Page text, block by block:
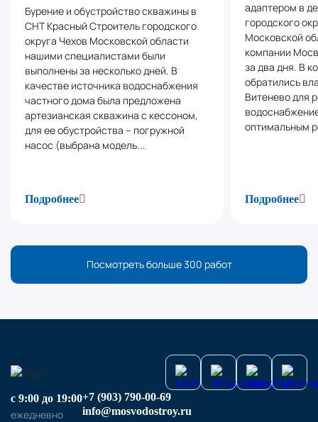
Бурение и обустройство скважины в
СНТ Красный Строитель городского
округа Чехов Московской области
нашими специалистами были
выполнены за несколько дней. В
качестве источника водоснабжения
частного дома была предложена
артезианская скважина с кессоном,
для ее обустройства – погружной
насос (выбрана модель...
Подробнее
адаптером в
городского
Московской
компании
за два дня. В
обратились
Витенево для
оптимальным
Подробнее
Посмотреть больше 300 работ
с 9:00 до 19:00
ежедневно
+7 (903) 790-00-69
info@mosvodostroy.ru